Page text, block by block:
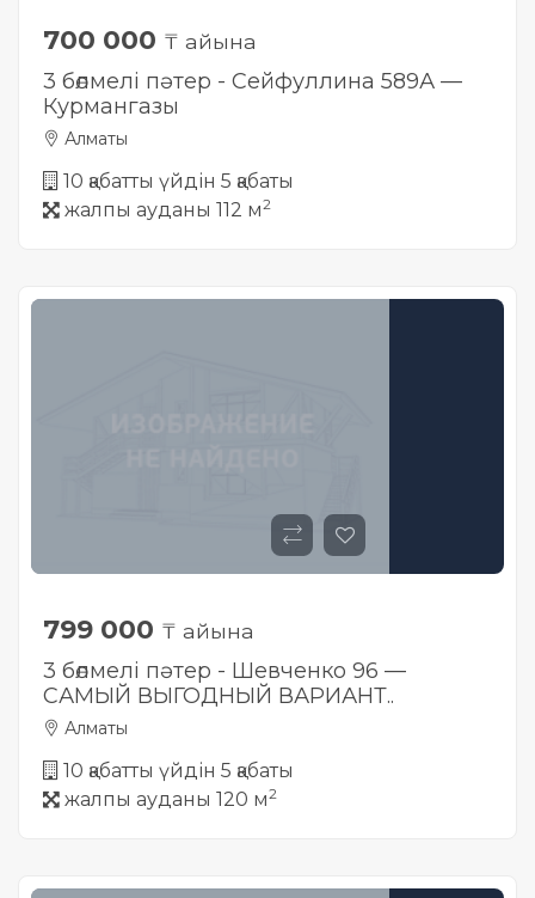
700 000 ₸ айына
3 бөлмелі пәтер - Сейфуллина 589А —
Курмангазы
Алматы
10 қабатты үйдін 5 қабаты
жалпы ауданы 112 м2
799 000 ₸ айына
3 бөлмелі пәтер - Шевченко 96 —
САМЫЙ ВЫГОДНЫЙ ВАРИАНТ..
Алматы
10 қабатты үйдін 5 қабаты
жалпы ауданы 120 м2